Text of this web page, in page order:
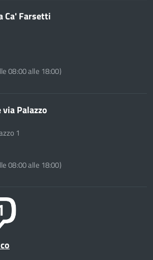
Ca' Farsetti
08:00 alle 18:00)
Palazzo
1
08:00 alle 18:00)